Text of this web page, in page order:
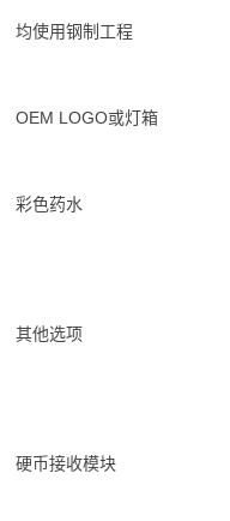
均使用钢制工程
OEM LOGO或灯箱
彩色药水
其他选项
硬币接收模块